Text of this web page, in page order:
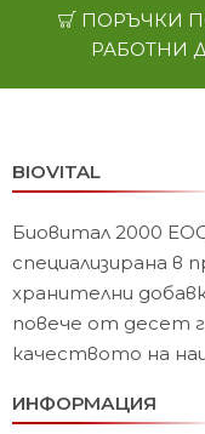
ПОРЪЧКИ
РАБОТНИ
BIOVITAL
Биовитал 2000
специализирана
хранителни
повече от десет
качеството на
ИНФОРМАЦИЯ